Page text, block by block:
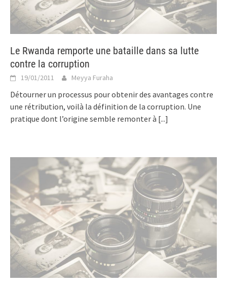
Le Rwanda remporte une bataille dans sa lutte
contre la corruption
19/01/2011 Meyya Furaha
Détourner un processus pour obtenir des avantages contre
une rétribution, voilà la définition de la corruption. Une
pratique dont l’origine semble remonter à [...]